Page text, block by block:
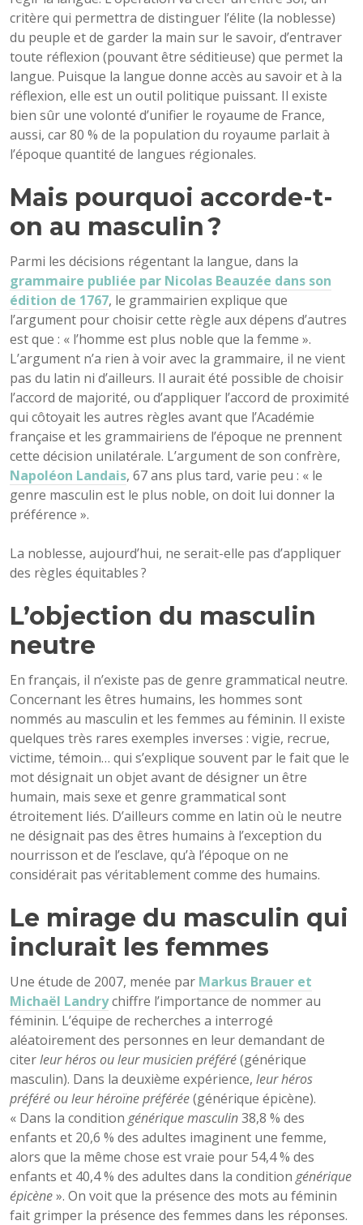
critère qui permettra de distinguer l’élite (la noblesse)
du peuple et de garder la main sur le savoir, d’entraver
toute réflexion (pouvant être séditieuse) que permet la
langue. Puisque la langue donne accès au savoir et à la
réflexion, elle est un outil politique puissant. Il existe
bien sûr une volonté d’unifier le royaume de France,
aussi, car 80 % de la population du royaume parlait à
l’époque quantité de langues régionales.
Mais pourquoi accorde-t-
on au masculin ?
Parmi les décisions régentant la langue, dans la
grammaire publiée par Nicolas Beauzée dans son
édition de 1767, le grammairien explique que
l’argument pour choisir cette règle aux dépens d’autres
est que : « l’homme est plus noble que la femme ».
L’argument n’a rien à voir avec la grammaire, il ne vient
pas du latin ni d’ailleurs. Il aurait été possible de choisir
l’accord de majorité, ou d’appliquer l’accord de proximité
qui côtoyait les autres règles avant que l’Académie
française et les grammairiens de l’époque ne prennent
cette décision unilatérale. L’argument de son confrère,
Napoléon Landais, 67 ans plus tard, varie peu : « le
genre masculin est le plus noble, on doit lui donner la
préférence ».
La noblesse, aujourd’hui, ne serait-elle pas d’appliquer
des règles équitables ?
L’objection du masculin
neutre
En français, il n’existe pas de genre grammatical neutre.
Concernant les êtres humains, les hommes sont
nommés au masculin et les femmes au féminin. Il existe
quelques très rares exemples inverses : vigie, recrue,
victime, témoin… qui s’explique souvent par le fait que le
mot désignait un objet avant de désigner un être
humain, mais sexe et genre grammatical sont
étroitement liés. D’ailleurs comme en latin où le neutre
ne désignait pas des êtres humains à l’exception du
nourrisson et de l’esclave, qu’à l’époque on ne
considérait pas véritablement comme des humains.
Le mirage du masculin qui
inclurait les femmes
Une étude de 2007, menée par Markus Brauer et
Michaël Landrychiffre l’importance de nommer au
féminin. L’équipe de recherches a interrogé
aléatoirement des personnes en leur demandant de
citerleur héros ou leur musicien préféré(générique
masculin). Dans la deuxième expérience, leur héros
préféré ou leur héroïne préférée(générique épicène).
« Dans la condition générique masculin38,8 % des
enfants et 20,6 % des adultes imaginent une femme,
alors que la même chose est vraie pour 54,4 % des
enfants et 40,4 % des adultes dans la condition générique
épicène». On voit que la présence des mots au féminin
fait grimper la présence des femmes dans les réponses.